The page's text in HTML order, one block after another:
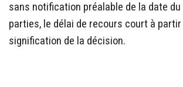
sans notification préalable de la date
parties, le délai de recours court à partir
signification de la décision.